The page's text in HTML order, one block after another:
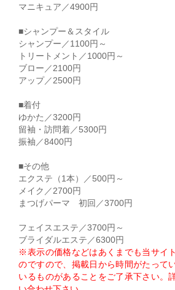
マニキュア／4900円
■シャンプー＆スタイル
シャンプー／1100円～
トリートメント／1000円～
ブロー／2100円
アップ／2500円
■着付
ゆかた／3200円
留袖・訪問着／5300円
振袖／8400円
■その他
エクステ（1本）／500円～
メイク／2700円
まつげパーマ 初回／3700円
フェイスエステ／3700円～
ブライダルエステ／6300円
※表示の価格などはあくまでも当サイ
のですので、掲載日から時間がたって
いるものがあることをご了承下さい。